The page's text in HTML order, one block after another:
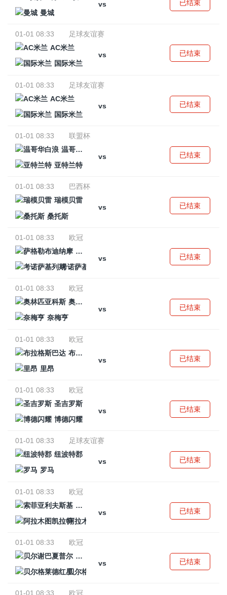
vs
曼城
已结束
01-01 08:33
足球友谊赛
AC米兰
vs
国际米兰
已结束
01-01 08:33
足球友谊赛
AC米兰
vs
国际米兰
已结束
01-01 08:33
联盟杯
温哥华白浪
vs
亚特兰特
已结束
01-01 08:33
巴西杯
瑞模贝雷
vs
桑托斯
已结束
01-01 08:33
欧冠
萨格勒布迪纳摩
vs
考诺萨基列斯
已结束
01-01 08:33
欧冠
奥林匹亚科斯
vs
奈梅亨
已结束
01-01 08:33
欧冠
布拉格斯巴达
vs
里昂
已结束
01-01 08:33
欧冠
圣吉罗斯
vs
博德闪耀
已结束
01-01 08:33
足球友谊赛
纽波特郡
vs
罗马
已结束
01-01 08:33
欧冠
索菲亚利夫斯基
vs
阿拉木图凯拉特
已结束
01-01 08:33
欧冠
贝尔谢巴夏普尔
vs
贝尔格莱德红星
已结束
01-01 08:33
欧冠